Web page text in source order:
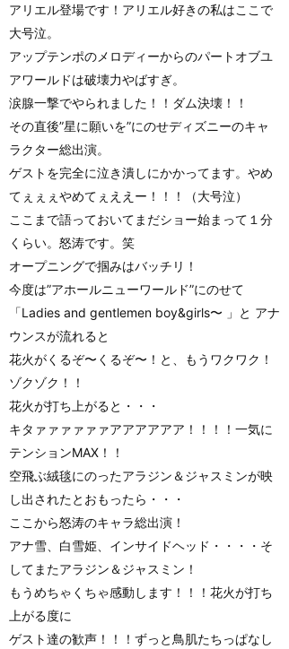
アリエル登場です！アリエル好きの私はここで
大号泣。
アップテンポのメロディーからのパートオブユ
アワールドは破壊力やばすぎ。
涙腺一撃でやられました！！ダム決壊！！
その直後”星に願いを”にのせディズニーのキャ
ラクター総出演。
ゲストを完全に泣き潰しにかかってます。やめ
てぇぇぇやめてぇええー！！！（大号泣）
ここまで語っておいてまだショー始まって１分
くらい。怒涛です。笑
オープニングで掴みはバッチリ！
今度は”アホールニューワールド”にのせて
「Ladies and gentlemen boy&girls〜 」と アナ
ウンスが流れると
花火がくるぞ〜くるぞ〜！と、もうワクワク！
ゾクゾク！！
花火が打ち上がると・・・
キタァァァァァァアアアアアア！！！！一気に
テンションMAX！！
空飛ぶ絨毯にのったアラジン＆ジャスミンが映
し出されたとおもったら・・・
ここから怒涛のキャラ総出演！
アナ雪、白雪姫、インサイドヘッド・・・・そ
してまたアラジン＆ジャスミン！
もうめちゃくちゃ感動します！！！花火が打ち
上がる度に
ゲスト達の歓声！！！ずっと鳥肌たちっぱなし